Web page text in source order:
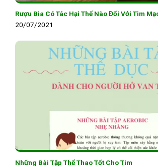
Rượu Bia Có Tác Hại Thế Nào Đối Với Tim
20/07/2021
Những Bài Tập Thể Thao Tốt Cho Tim